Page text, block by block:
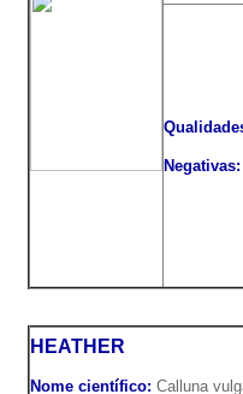
Negativas:
HEATHER
Nome científico: Calluna